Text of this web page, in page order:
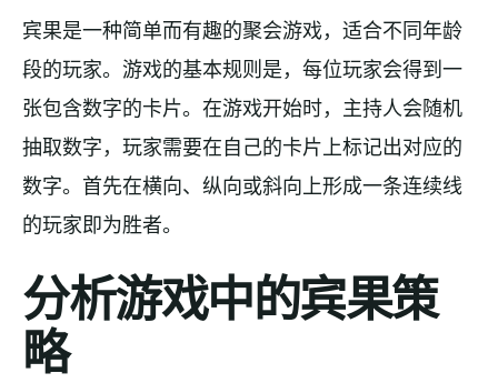
宾果是一种简单而有趣的聚会游戏，适合不同年龄
段的玩家。游戏的基本规则是，每位玩家会得到一
张包含数字的卡片。在游戏开始时，主持人会随机
抽取数字，玩家需要在自己的卡片上标记出对应的
数字。首先在横向、纵向或斜向上形成一条连续线
的玩家即为胜者。
分析游戏中的宾果策
略